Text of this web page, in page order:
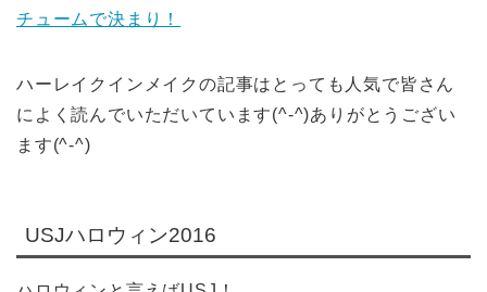
チュームで決まり！
ハーレイクインメイクの記事はとっても人気で皆さん
によく読んでいただいています(^-^)ありがとうござい
ます(^-^)
USJハロウィン2016